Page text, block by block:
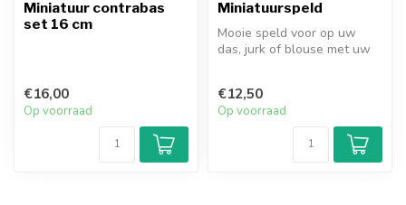
Miniatuur contrabas
set 16 cm
€16,00
Op voorraad
Miniatuurspeld
Mooie speld voor op uw
das, jurk of blouse met uw
€12,50
Op voorraad